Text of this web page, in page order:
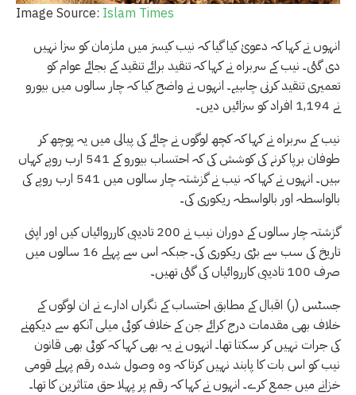
Image Source: Islam Times
انہوں نے کہا کہ دعویٰ کیا گیا کہ نیب کیسز میں ملزمان کو سزا نہیں
دی گئی۔ نیب کے سربراہ نے کہا کہ تنقید برائے تنقید کے بجائے عوام کو
تعمیری تنقید کرنی چاہیے۔ انہوں نے واضح کیا کہ چار سالوں میں بیورو
نے 1,194 افراد کو سزائیں دیں۔
نیب کے سربراہ نے کہا کہ کچھ لوگوں نے چائے کی پیالی میں یہ پوچھ کر
طوفان برپا کرنے کی کوشش کی کہ احتساب بیورو کے 541 ارب روپے کہاں
ہیں۔ انہوں نے کہا کہ نیب نے گزشتہ چار سالوں میں 541 ارب روپے کی
بالواسطہ اور بالواسطہ ریکوری کی۔
گزشتہ چار سالوں کے دوران نیب نے 200 تادیبی کارروائیاں کیں اور اپنی
تاریخ کی سب سے بڑی ریکوری کی۔ جبکہ اس سے پہلے 16 سالوں میں
صرف 100 تادیبی کارروائیاں کی گئی تھیں۔
جسٹس (ر) اقبال کے مطابق احتساب کے نگراں ادارے نے ان لوگوں کے
خلاف بھی مقدمات درج کرائے جن کے خلاف کوئی میلی آنکھ سے دیکھنے
کی جرات نہیں کر سکتا تھا۔ انہوں نے یہ بھی کہا کہ کوئی بھی قانون
نیب کو اس بات کا پابند نہیں کرتا کہ وہ وصول شدہ رقم پہلے قومی
خزانے میں جمع کرے۔ انہوں نے کہا کہ رقم پر پہلا حق متاثرین کا تھا۔